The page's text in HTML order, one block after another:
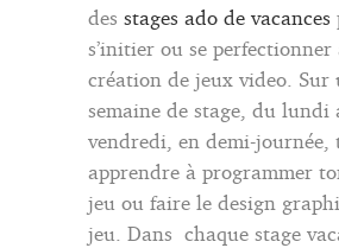
des stages ado de vacances
s’initier ou se perfectionner
création de jeux video. Sur
semaine de stage, du lundi
vendredi, en demi-journée,
apprendre à programmer
jeu ou faire le design
jeu. Dans chaque stage